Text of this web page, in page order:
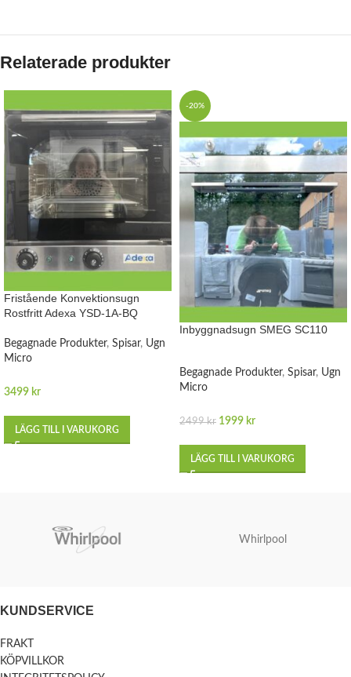
Relaterade produkter
Fristående Konvektionsugn
Rostfritt Adexa YSD-1A-BQ
Begagnade Produkter, Spisar, Ugn
Micro
3499 kr
LÄGG TILL I VARUKORG
-20%
Inbyggnadsugn SMEG SC110
Begagnade Produkter, Spisar, Ugn
Micro
2499kr 1999 kr
LÄGG TILL I VARUKORG
Whirlpool
KUNDSERVICE
FRAKT
KÖPVILLKOR